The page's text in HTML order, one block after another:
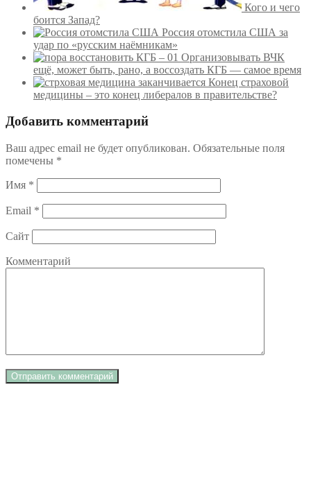
Кого и чего
боится Запад?
Россия отомстила США за
удар по «русским наёмникам»
Организовывать ВЧК
ещё, может быть, рано, а воссоздать КГБ — самое время
Конец страховой
медицины – это конец либералов в правительстве?
Добавить комментарий
Ваш адрес email не будет опубликован. Обязательные поля
помечены *
Имя *
Email *
Сайт
Комментарий